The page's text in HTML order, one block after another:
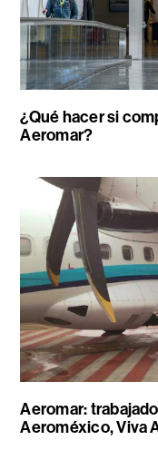
¿Qué hacer si
Aeromar?
Aeromar:
Aeroméxico, Viva